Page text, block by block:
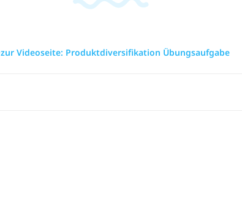
zur Videoseite: Produktdiversifikation Übungsaufgabe